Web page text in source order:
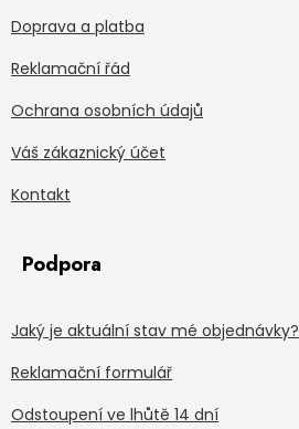
Doprava a platba
Reklamační řád
Ochrana osobních údajů
Váš zákaznický účet
Kontakt
Podpora
Jaký je aktuální stav mé objednávky?
Reklamační formulář
Odstoupení ve lhůtě 14 dní